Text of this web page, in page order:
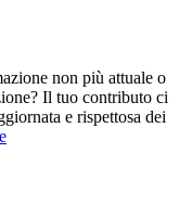
non più attuale o
Il tuo contributo ci
e rispettosa dei